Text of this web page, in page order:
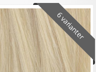
6 varianter